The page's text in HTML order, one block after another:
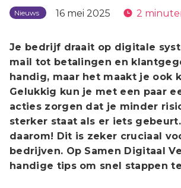
Nieuws 16 mei 2025 2
Je bedrijf draait op digitale
mail tot betalingen en
handig, maar het maakt je ook
Gelukkig kun je met een paar
acties zorgen dat je minder
sterker staat als er iets
daarom! Dit is zeker cruciaal
bedrijven. Op Samen Digitaal
handige tips om snel stappen